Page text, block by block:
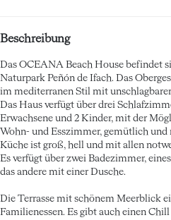
Beschreibung
Das OCEANA Beach House befindet
Naturpark Peñón de Ifach. Das
im mediterranen Stil mit
Das Haus verfügt über drei
Erwachsene und 2 Kinder, mit der
Wohn- und Esszimmer, gemütlich
Küche ist groß, hell und mit allen
Es verfügt über zwei Badezimmer,
das andere mit einer Dusche.
Die Terrasse mit schönem Meerblick
Familienessen. Es gibt auch einen